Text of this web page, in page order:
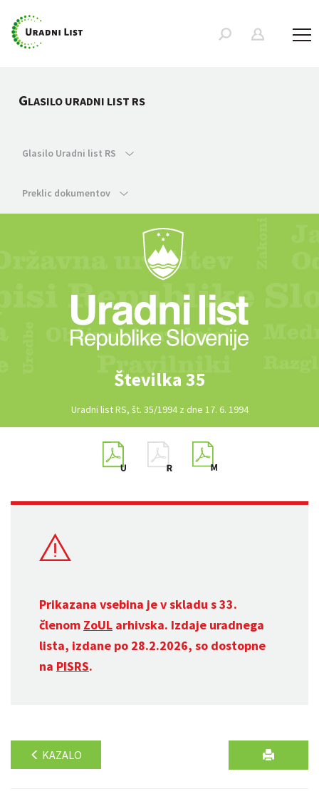
GLASILO URADNI LIST RS
Glasilo Uradni list RS
Preklic dokumentov
Številka 35
Uradni list RS, št. 35/1994 z dne 17. 6. 1994
Prikazana vsebina je v skladu s 33.
členom ZoUL arhivska. Izdaje uradnega
lista, izdane po 28.2.2026, so dostopne
na PISRS.
KAZALO